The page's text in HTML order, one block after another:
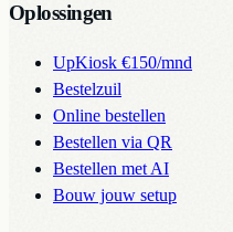
Oplossingen
UpKiosk €150/mnd
Bestelzuil
Online bestellen
Bestellen via QR
Bestellen met AI
Bouw jouw setup